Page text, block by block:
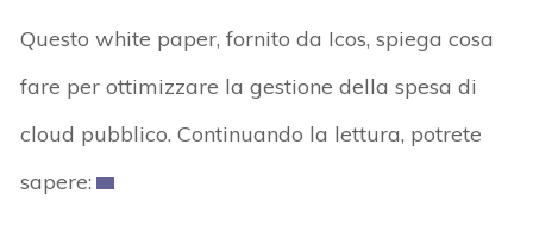
Questo white paper, fornito da Icos, spiega cosa
fare per ottimizzare la gestione della spesa di
cloud pubblico. Continuando la lettura, potrete
sapere: